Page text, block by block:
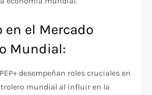
en el Mercado
Mundial:
desempeñan roles cruciales en
mundial al influir en la